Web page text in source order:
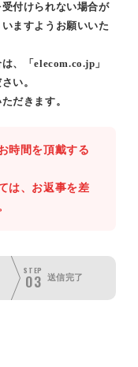
付けられない場合が
ますようお願いいた
、「elecom.co.jp」
い。
だきます。
時間を頂戴する
は、お返事を差
STEP
03 送信完了